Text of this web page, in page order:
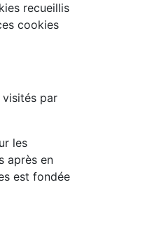
recueillis
cookies
par
les
après en
est fondée